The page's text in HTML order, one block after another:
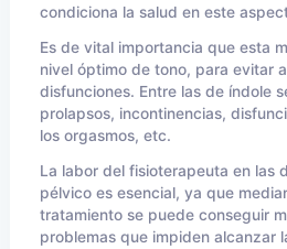
condiciona la salud en este
Es de vital importancia que esta
nivel óptimo de tono, para evitar
disfunciones. Entre las de índole
prolapsos, incontinencias,
los orgasmos, etc.
La labor del fisioterapeuta en las
pélvico es esencial, ya que
tratamiento se puede conseguir
problemas que impiden alcanzar